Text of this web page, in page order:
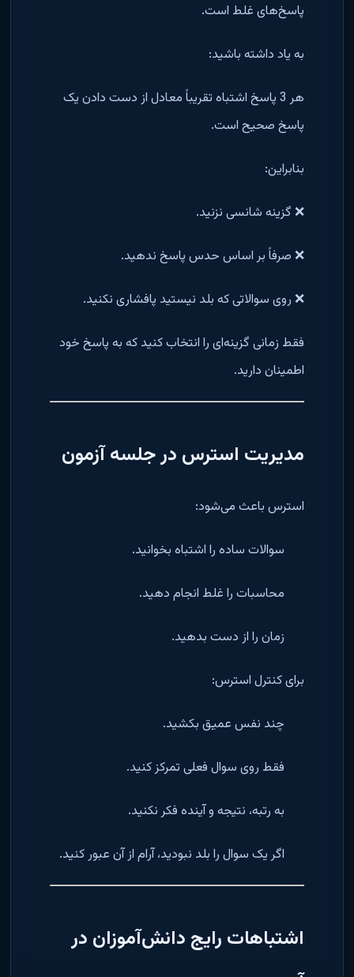
پاسخ‌های غلط است.
به یاد داشته باشید:
هر 3 پاسخ اشتباه تقریباً معادل از دست دادن یک
پاسخ صحیح است.
بنابراین:
❌ گزینه شانسی نزنید.
❌ صرفاً بر اساس حدس پاسخ ندهید.
❌ روی سوالاتی که بلد نیستید پافشاری نکنید.
فقط زمانی گزینه‌ای را انتخاب کنید که به پاسخ خود
اطمینان دارید.
مدیریت استرس در جلسه آزمون
استرس باعث می‌شود:
سوالات ساده را اشتباه بخوانید.
محاسبات را غلط انجام دهید.
زمان را از دست بدهید.
برای کنترل استرس:
چند نفس عمیق بکشید.
فقط روی سوال فعلی تمرکز کنید.
به رتبه، نتیجه و آینده فکر نکنید.
اگر یک سوال را بلد نبودید، آرام از آن عبور کنید.
اشتباهات رایج دانش‌آموزان در